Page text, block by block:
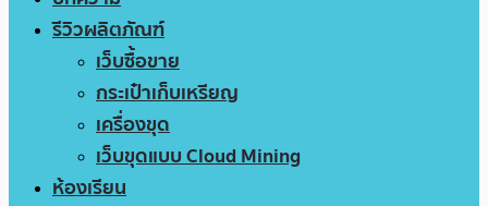
รีวิวผลิตภัณฑ์
เว็บซื้อขาย
กระเป๋าเก็บเหรียญ
เครื่องขุด
เว็บขุดแบบ Cloud Mining
ห้องเรียน